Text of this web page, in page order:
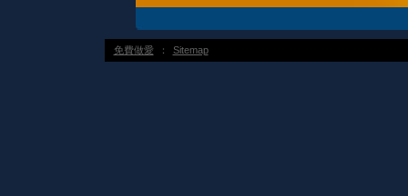
免費做愛 ： Sitemap